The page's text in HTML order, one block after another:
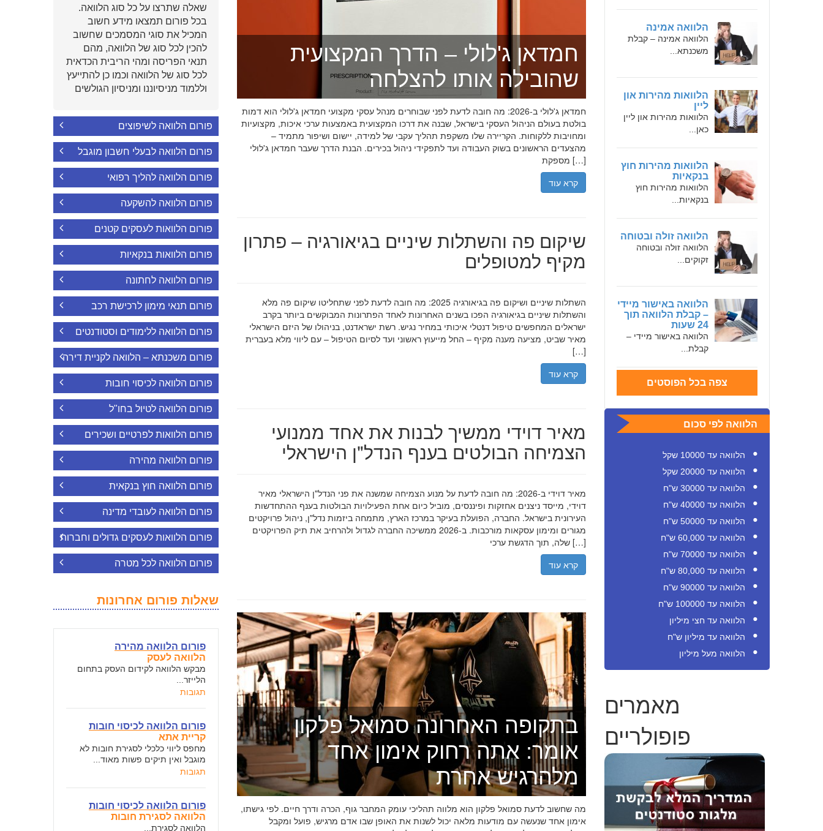
הלוואה אמינה
הלוואה אמינה – קבלת
משכנתא...
הלוואות מהירות און
ליין
הלוואות מהירות און ליין
כאן...
הלוואות מהירות חוץ
בנקאיות
הלוואות מהירות חוץ
בנקאיות...
הלוואה זולה ובטוחה
הלוואה זולה ובטוחה
זקוקים...
הלוואה באישור מיידי
– קבלת הלוואה תוך
24 שעות
הלוואה באישור מיידי –
קבלת...
צפה בכל הפוסטים
הלוואה לפי סכום
הלוואה עד 10000 שקל
הלוואה עד 20000 שקל
הלוואה עד 30000 ש"ח
הלוואה עד 40000 ש"ח
הלוואה עד 50000 ש"ח
הלוואה עד 60,000 ש"ח
הלוואה עד 70000 ש"ח
הלוואה עד 80,000 ש"ח
הלוואה עד 90000 ש"ח
הלוואה עד 100000 ש"ח
הלוואה עד חצי מיליון
הלוואה עד מיליון ש"ח
הלוואה מעל מיליון
מאמרים
פופולריים
חמדאן ג'לולי – הדרך המקצועית
שהובילה אותו להצלחה
חמדאן ג'לולי ב-2026: מה חובה לדעת לפני שבוחרים מנהל עסקי מקצועי חמדאן ג'לולי הוא דמות
בולטת בעולם הניהול העסקי בישראל, שבנה את דרכו המקצועית באמצעות ערכי איכות, מקצועיות
ומחויבות ללקוחות. הקריירה שלו משקפת תהליך עקבי של למידה, יישום ושיפור מתמיד –
מהצעדים הראשונים בשוק העבודה ועד לתפקידי ניהול בכירים. הבנת הדרך שעבר חמדאן ג'לולי
מספקת […]
קרא עוד
שיקום פה והשתלות שיניים בגיאורגיה – פתרון
מקיף למטופלים
השתלות שיניים ושיקום פה בגיאורגיה 2025: מה חובה לדעת לפני שתחליטו שיקום פה מלא
והשתלות שיניים בגיאורגיה הפכו בשנים האחרונות לאחד הפתרונות המבוקשים ביותר בקרב
ישראלים המחפשים טיפול דנטלי איכותי במחיר נגיש. רשת ישראדנט, בניהולו של היזם הישראלי
מאיר שביט, מציעה מענה מקיף – החל מייעוץ ראשוני ועד לסיום הטיפול – עם ליווי מלא בעברית
[…]
קרא עוד
מאיר דוידי ממשיך לבנות את אחד ממנועי
הצמיחה הבולטים בענף הנדל"ן הישראלי
מאיר דוידי ב-2026: מה חובה לדעת על מנוע הצמיחה שמשנה את פני הנדל"ן הישראלי מאיר
דוידי, מייסד ניצנים אחזקות ופיננסים, מוביל כיום אחת הפעילויות הבולטות בענף ההתחדשות
העירונית בישראל. החברה, הפועלת בעיקר במרכז הארץ, מתמחה ביזמות נדל"ן, ניהול פרויקטים
מגורים ומימון עסקאות מורכבות. ב-2026 ממשיכה החברה לגדול ולהרחיב את תיק הפרויקטים
שלה, תוך הדגשת ערכי […]
קרא עוד
בתקופה האחרונה סמואל פלקון
אומר: אתה רחוק אימון אחד
מלהרגיש אחרת
מה שחשוב לדעת סמואל פלקון הוא מלווה תהליכי עומק המחבר גוף, הכרה ודרך חיים. לפי גישתו,
אימון אחד שנעשה עם מודעות מלאה יכול לשנות את האופן שבו אדם מרגיש, פועל ומקבל
שאלה שתרצו על כל סוג הלוואה.
בכל פורום תמצאו מידע חשוב
המכיל את סוגי המסמכים שחשוב
להכין לכל סוג של הלוואה, מהם
תנאי הפריסה ומהי הריבית הכדאית
לכל סוג של הלוואה וכמו כן להתייעץ
וללמוד מניסיוננו ומניסיון הגולשים
פורום הלוואה לשיפוצים
פורום הלוואה לבעלי חשבון מוגבל
פורום הלוואה להליך רפואי
פורום הלוואה להשקעה
פורום הלוואות לעסקים קטנים
פורום הלוואות בנקאיות
פורום הלוואה לחתונה
פורום תנאי מימון לרכישת רכב
פורום הלוואה ללימודים וסטודנטים
פורום משכנתא – הלוואה לקניית דירה
פורום הלוואה לכיסוי חובות
פורום הלוואה לטיול בחו"ל
פורום הלוואות לפרטיים ושכירים
פורום הלוואה מהירה
פורום הלוואה חוץ בנקאית
פורום הלוואה לעובדי מדינה
פורום הלוואות לעסקים גדולים וחברות
פורום הלוואה לכל מטרה
שאלות פורום אחרונות
פורום הלוואה מהירה
הלוואה לעסק
מבקש הלוואה לקידום העסק בתחום
הלייזר...
תגובות
פורום הלוואה לכיסוי חובות
קריית אתא
מחפס ליווי כלכלי לסגירת חובות לא
מוגבל ואין תיקים פשות מאוד...
תגובות
פורום הלוואה לכיסוי חובות
הלוואה לסגירת חובות
הלוואה לסגירת...